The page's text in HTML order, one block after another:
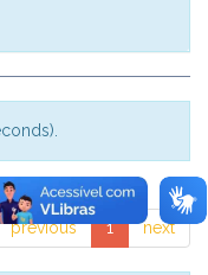
previous 1 next